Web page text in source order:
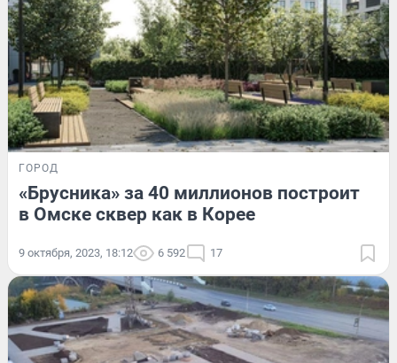
ГОРОД
«Брусника» за 40 миллионов построит
в Омске сквер как в Корее
9 октября, 2023, 18:12 6 592 17